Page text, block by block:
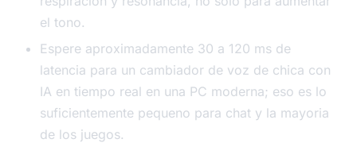
el tono.
Espere aproximadamente 30 a 120 ms de
latencia para un cambiador de voz de chica con
IA en tiempo real en una PC moderna; eso es lo
suficientemente pequeno para chat y la mayoria
de los juegos.